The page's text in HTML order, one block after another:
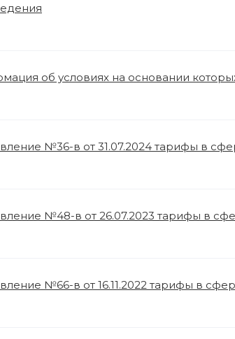
об условиях на основании
№36-в от 31.07.2024 тарифы в
№48-в от 26.07.2023 тарифы в
№66-в от 16.11.2022 тарифы в